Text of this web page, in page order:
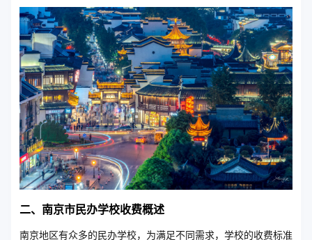
二、南京市民办学校收费概述
南京地区有众多的民办学校，为满足不同需求，学校的收费标准